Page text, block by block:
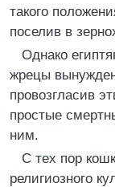
такого
поселив в
Однако
жрецы
провозгласив
простые
ним.
С тех пор
религиозного